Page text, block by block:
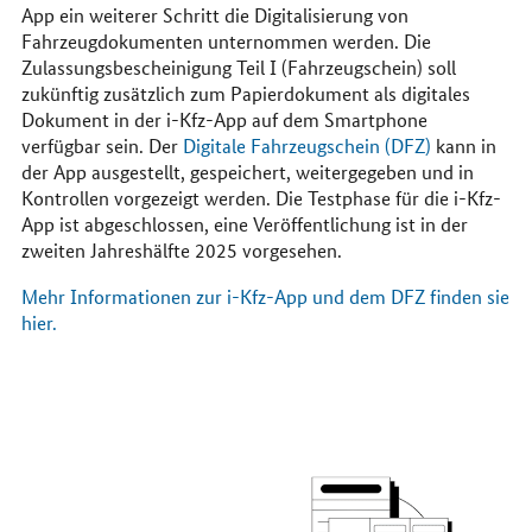
App ein weiterer Schritt die Digitalisierung von
Fahrzeugdokumenten unternommen werden. Die
Zulassungsbescheinigung Teil I (Fahrzeugschein) soll
zukünftig zusätzlich zum Papierdokument als digitales
Dokument in der i-Kfz-App auf dem Smartphone
verfügbar sein. Der Digitale Fahrzeugschein (DFZ) kann in
der App ausgestellt, gespeichert, weitergegeben und in
Kontrollen vorgezeigt werden. Die Testphase für die i-Kfz-
App ist abgeschlossen, eine Veröffentlichung ist in der
zweiten Jahreshälfte 2025 vorgesehen.
Mehr Informationen zur i-Kfz-App und dem DFZ finden sie
hier.